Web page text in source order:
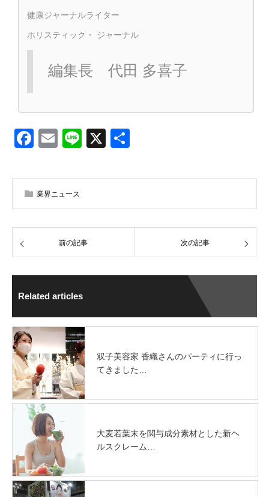
健康ジャーナルライター
ホリスティック・ ジャーナル
編集長 代田 多喜子
Facebook
EmailLine
X
業界ニュース
前の記事 次の記事
Related articles
双子美容家 香織さんのパーティに行っ
てきました…
大麦若葉末を関与成分素材とした新ヘ
ルスクレーム…